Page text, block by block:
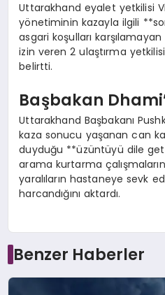
Uttarakhand eyalet yetkilisi
yönetiminin kazayla ilgili
asgari koşulları
izin veren 2 ulaştırma
belirtti.
Başbakan
Uttarakhand Başbakanı
kaza sonucu yaşanan can
duyduğu **üzüntüyü dile
arama kurtarma
yaralıların hastaneye sevk
harcandığını aktardı.
Benzer Haberler